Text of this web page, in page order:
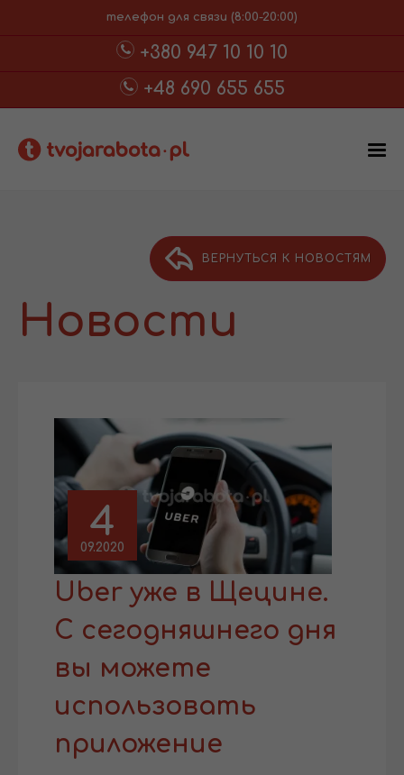
телефон для связи (8:00-20:00)
+380 947 10 10 10
+48 690 655 655
ВЕРНУТЬСЯ К НОВОСТЯМ
Новости
4
09.2020
Uber уже в Щецине.
С сегодняшнего дня
вы можете
использовать
приложение